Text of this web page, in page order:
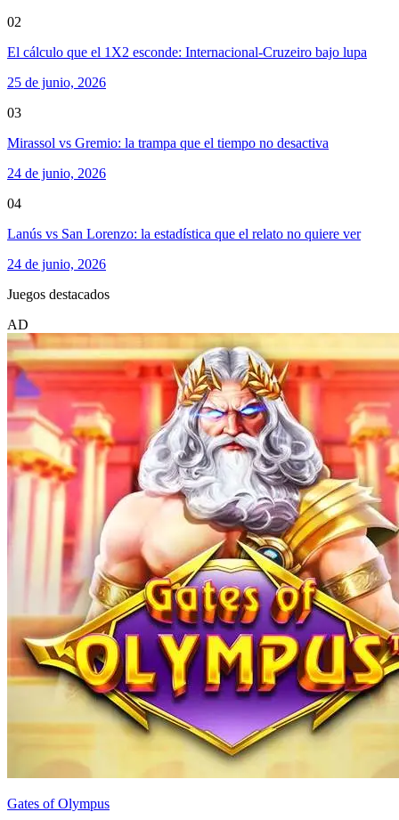
02
El cálculo que el 1X2 esconde: Internacional-Cruzeiro bajo lupa
25 de junio, 2026
03
Mirassol vs Gremio: la trampa que el tiempo no desactiva
24 de junio, 2026
04
Lanús vs San Lorenzo: la estadística que el relato no quiere ver
24 de junio, 2026
Juegos destacados
AD
Gates of Olympus